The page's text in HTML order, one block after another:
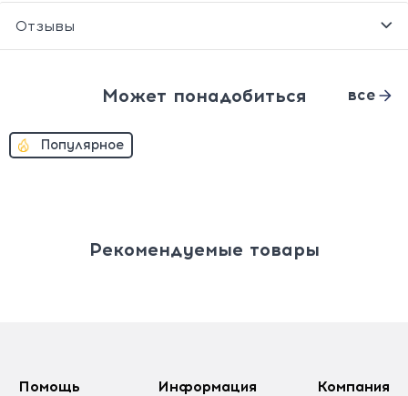
Отзывы
Может понадобиться все
Популярное
Рекомендуемые товары
Помощь Информация Компания